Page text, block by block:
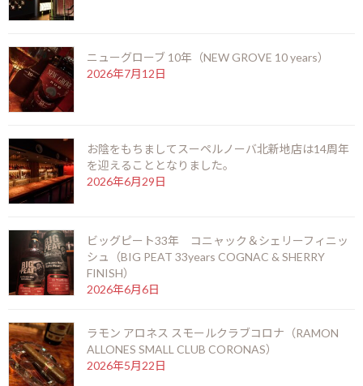
とんどお目にかかれないレアシガーです。エディシオンリミターダ
類、数量限定でリリースされます。現在も昔もELの品質は疑いよ
うもありません。当時の最高品質葉が眠りから覚め、どのような
香りを解き放つのか？ぜひお愉しみください。
限定15名様（要予約）
3ドリンク＆フード
詳しくはスタッフにお尋ねください。
会場 シガーバー スーペルノーバ北新地店
06-6346-3377
F
ac
X Li
n
M
es
C
o
共
有
カテゴリー
ニューグローブ 10年（NEW GROVE 10 years）
2026年7月12日
お陰をもちましてスーペルノーバ北新地店は14周年
を迎えることとなりました。
2026年6月29日
ビッグピート33年 コニャック＆シェリーフィニッ
シュ（BIG PEAT 33years COGNAC & SHERRY
FINISH）
2026年6月6日
ラモン アロネス スモールクラブコロナ（RAMON
ALLONES SMALL CLUB CORONAS）
2026年5月22日